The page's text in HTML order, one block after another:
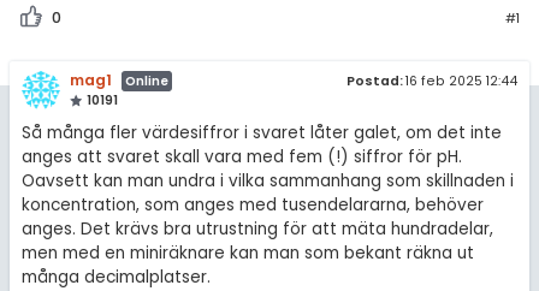
0 #1
mag1
Online
10191
Postad:16 feb 2025 12:44
Så många fler värdesiffror i svaret låter galet, om det inte
anges att svaret skall vara med fem (!) siffror för pH.
Oavsett kan man undra i vilka sammanhang som skillnaden i
koncentration, som anges med tusendelararna, behöver
anges. Det krävs bra utrustning för att mäta hundradelar,
men med en miniräknare kan man som bekant räkna ut
många decimalplatser.
För lärare
13 inloggade
språk
ämnen
diskussioner